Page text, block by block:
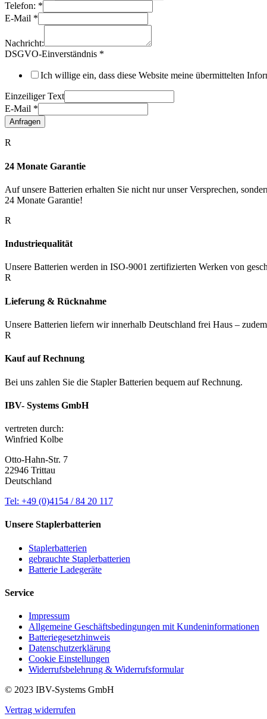
Telefon: *
E-Mail *
Nachricht:
DSGVO-Einverständnis *
Ich willige ein, dass diese Website meine übermittelten
Einzeiliger Text
E-Mail *
Anfragen
R
24 Monate Garantie
Auf unsere Batterien erhalten Sie nicht nur unser Versprechen,
24 Monate Garantie!
R
Industriequalität
Unsere Batterien werden in ISO-9001 zertifizierten Werken von
R
Lieferung & Rücknahme
Unsere Batterien liefern wir innerhalb Deutschland frei Haus –
R
Kauf auf Rechnung
Bei uns zahlen Sie die Stapler Batterien bequem auf Rechnung.
IBV- Systems GmbH
vertreten durch:
Winfried Kolbe
Otto-Hahn-Str. 7
22946 Trittau
Deutschland
Tel: +49 (0)4154 / 84 20 117
Unsere Staplerbatterien
Staplerbatterien
gebrauchte Staplerbatterien
Batterie Ladegeräte
Service
Impressum
Allgemeine Geschäftsbedingungen mit Kundeninformationen
Batteriegesetzhinweis
Datenschutzerklärung
Cookie Einstellungen
Widerrufsbelehrung & Widerrufsformular
© 2023 IBV-Systems GmbH
Vertrag widerrufen